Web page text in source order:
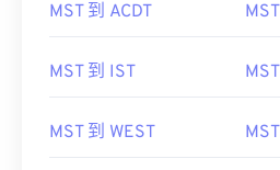
MST 到 ACDT
MST 到 IST
MST 到 WEST